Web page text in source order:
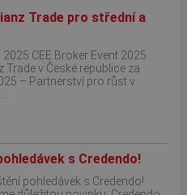
Trade pro střední a
2025 CEE Broker Event 2025
Trade v České republice za
– Partnerství pro růst v
s Credendo!
pohledávek s Credendo!